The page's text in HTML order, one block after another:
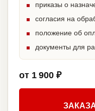
приказы о
согласия на
положение об
документы для
от 1 900 ₽